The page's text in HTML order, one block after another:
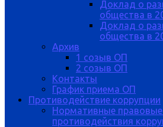
Доклад о
общества в
Доклад о
общества в
Архив
1 созыв ОП
2 созыв ОП
Контакты
График приема ОП
Противодействие коррупции
Нормативные
противодействия